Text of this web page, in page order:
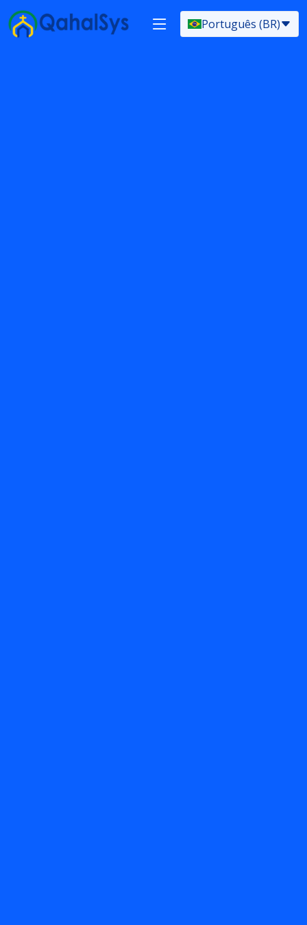
Português (BR)